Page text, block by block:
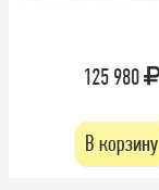
125 980
В корзину